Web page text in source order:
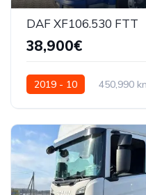
DAF XF106.530 FTT
38,900€
2019 - 10 450,990